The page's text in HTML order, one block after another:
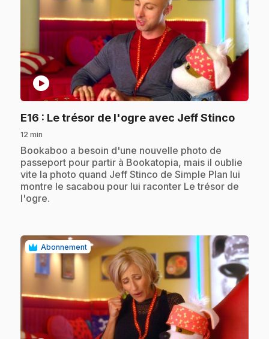
play_circle
E16 : Le trésor de l'ogre avec Jeff Stinco.
12 min
.Bookaboo a besoin d'une nouvelle photo de
passeport pour partir à Bookatopia, mais il oublie
vite la photo quand Jeff Stinco de Simple Plan lui
montre le sacabou pour lui raconter Le trésor de
l'ogre.
Abonnement